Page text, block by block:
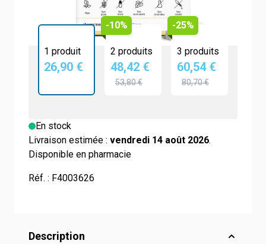
1 produit
26,90 €
-10%
2 produits
48,42 €
53,80 €
-25%
3 produits
60,54 €
80,70 €
En stock
Livraison estimée : vendredi 14 août 2026.
Disponible en pharmacie
Réf. : F4003626
Description